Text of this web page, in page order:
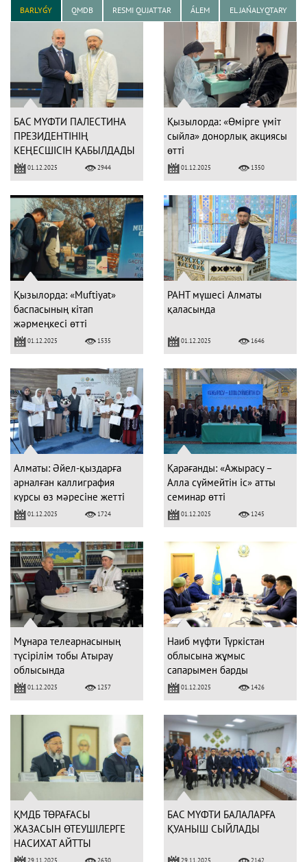
BARLYǴY QMDB RESMI QUJATTAR ÁLEM EL JAŃALYQTARY
БАС МҮФТИ ПАЛЕСТИНА
ПРЕЗИДЕНТІНІҢ
КЕҢЕСШІСІН ҚАБЫЛДАДЫ
01.12.2025 2944
Қызылорда: «Өмірге үміт
сыйла» донорлық акциясы
өтті
01.12.2025 1350
Қызылорда: «Muftiyat»
баспасының кітап
жәрмеңкесі өтті
01.12.2025 1535
РАНТ мүшесі Алматы
қаласында
01.12.2025 1646
Алматы: Әйел-қыздарға
арналған каллиграфия
курсы өз мәресіне жетті
01.12.2025 1724
Қарағанды: «Ажырасу –
Алла сүймейтін іс» атты
семинар өтті
01.12.2025 1245
Мұнара телеарнасының
түсірілім тобы Атырау
облысында
01.12.2025 1257
Наиб мүфти Түркістан
облысына жұмыс
сапарымен барды
01.12.2025 1426
ҚМДБ ТӨРАҒАСЫ
ЖАЗАСЫН ӨТЕУШІЛЕРГЕ
НАСИХАТ АЙТТЫ
29.11.2025 2630
БАС МҮФТИ БАЛАЛАРҒА
ҚУАНЫШ СЫЙЛАДЫ
29.11.2025 2142